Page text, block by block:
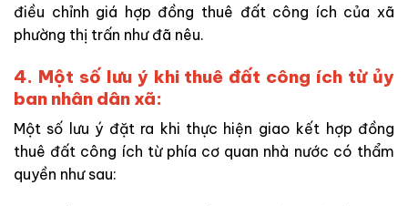
điều chỉnh giá hợp đồng thuê đất công ích của xã
phường thị trấn như đã nêu.
4. Một số lưu ý khi thuê đất công ích từ ủy
ban nhân dân xã:
Một số lưu ý đặt ra khi thực hiện giao kết hợp đồng
thuê đất công ích từ phía cơ quan nhà nước có thẩm
quyền như sau: